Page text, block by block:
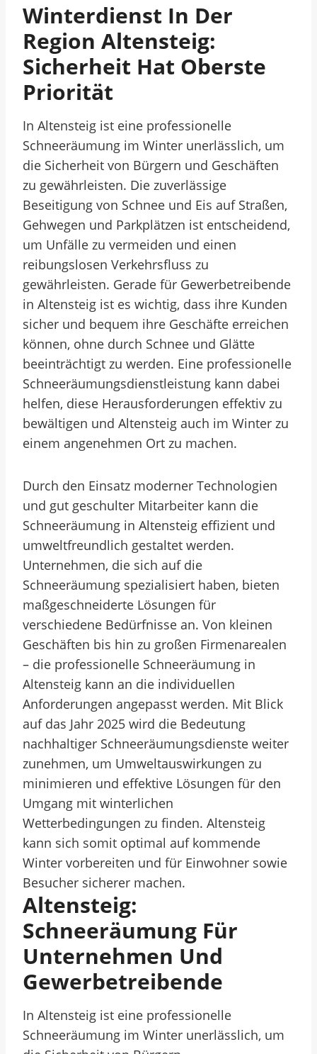
Winterdienst In Der
Region Altensteig:
Sicherheit Hat Oberste
Priorität
In Altensteig ist eine professionelle
Schneeräumung im Winter unerlässlich, um
die Sicherheit von Bürgern und Geschäften
zu gewährleisten. Die zuverlässige
Beseitigung von Schnee und Eis auf Straßen,
Gehwegen und Parkplätzen ist entscheidend,
um Unfälle zu vermeiden und einen
reibungslosen Verkehrsfluss zu
gewährleisten. Gerade für Gewerbetreibende
in Altensteig ist es wichtig, dass ihre Kunden
sicher und bequem ihre Geschäfte erreichen
können, ohne durch Schnee und Glätte
beeinträchtigt zu werden. Eine professionelle
Schneeräumungsdienstleistung kann dabei
helfen, diese Herausforderungen effektiv zu
bewältigen und Altensteig auch im Winter zu
einem angenehmen Ort zu machen.
Durch den Einsatz moderner Technologien
und gut geschulter Mitarbeiter kann die
Schneeräumung in Altensteig effizient und
umweltfreundlich gestaltet werden.
Unternehmen, die sich auf die
Schneeräumung spezialisiert haben, bieten
maßgeschneiderte Lösungen für
verschiedene Bedürfnisse an. Von kleinen
Geschäften bis hin zu großen Firmenarealen
– die professionelle Schneeräumung in
Altensteig kann an die individuellen
Anforderungen angepasst werden. Mit Blick
auf das Jahr 2025 wird die Bedeutung
nachhaltiger Schneeräumungsdienste weiter
zunehmen, um Umweltauswirkungen zu
minimieren und effektive Lösungen für den
Umgang mit winterlichen
Wetterbedingungen zu finden. Altensteig
kann sich somit optimal auf kommende
Winter vorbereiten und für Einwohner sowie
Besucher sicherer machen.
Altensteig:
Schneeräumung Für
Unternehmen Und
Gewerbetreibende
In Altensteig ist eine professionelle
Schneeräumung im Winter unerlässlich, um